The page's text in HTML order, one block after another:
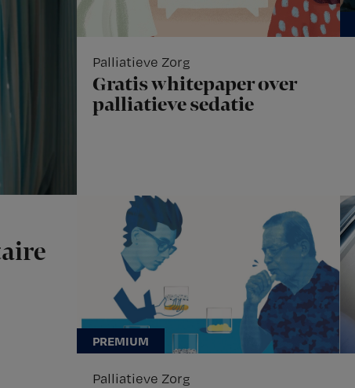
Palliatieve Zorg
Gratis whitepaper over
palliatieve sedatie
Palliatieve Zorg